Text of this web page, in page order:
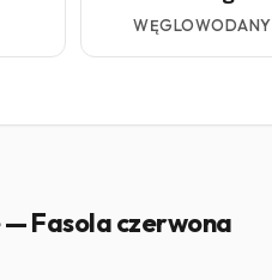
WĘGLOWODANY
Fasola czerwona